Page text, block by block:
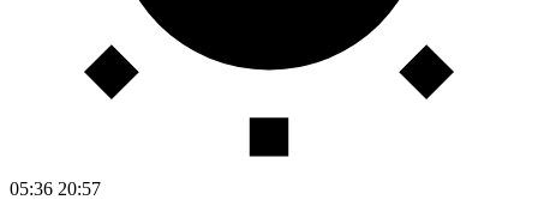
05:36 20:57